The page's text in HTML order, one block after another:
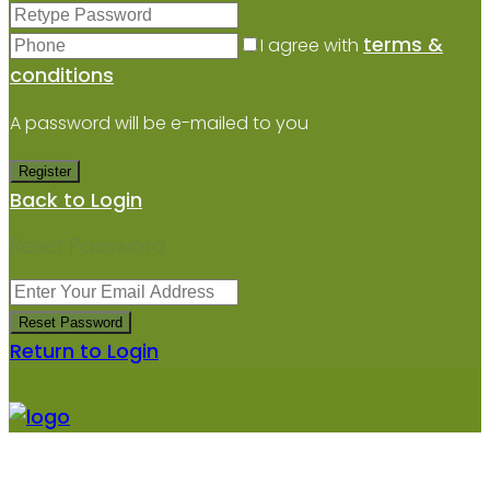
I agree with terms &
conditions
A password will be e-mailed to you
Register
Back to Login
Reset Password
Reset Password
Return to Login